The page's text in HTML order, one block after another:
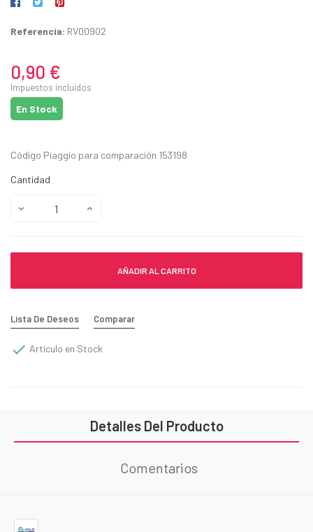
Referencia: RV00902
0,90 €
Impuestos incluidos
En Stock
Código Piaggio para comparación 153198
Cantidad
AÑADIR AL CARRITO
Lista De Deseos Comparar
 Artículo en Stock
Detalles Del Producto
Comentarios